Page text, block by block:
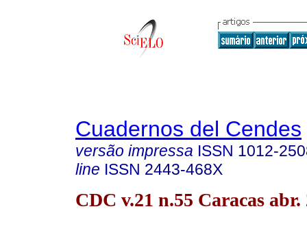
Cuadernos del Cendes
versão impressa ISSN 1012-
line ISSN 2443-468X
CDC v.21 n.55 Caracas abr.